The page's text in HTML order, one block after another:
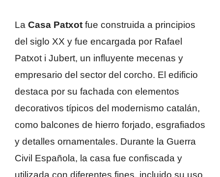
La Casa Patxot fue construida a principios
del siglo XX y fue encargada por Rafael
Patxot i Jubert, un influyente mecenas y
empresario del sector del corcho. El edificio
destaca por su fachada con elementos
decorativos típicos del modernismo catalán,
como balcones de hierro forjado, esgrafiados
y detalles ornamentales. Durante la Guerra
Civil Española, la casa fue confiscada y